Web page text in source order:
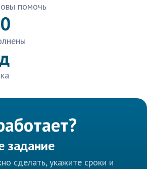
помочь
задание
сделать, укажите сроки и